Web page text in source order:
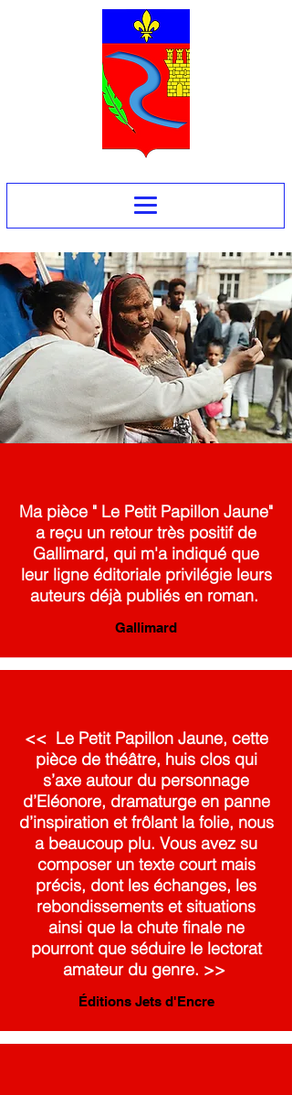
Ma pièce " Le Petit Papillon Jaune"
a reçu un retour très positif de
Gallimard, qui m'a indiqué que
leur ligne éditoriale privilégie leurs
auteurs déjà publiés en roman.
Gallimard
<< Le Petit Papillon Jaune, cette
pièce de théâtre, huis clos qui
s’axe autour du personnage
d’Eléonore, dramaturge en panne
d’inspiration et frôlant la folie, nous
a beaucoup plu. Vous avez su
composer un texte court mais
précis, dont les échanges, les
rebondissements et situations
ainsi que la chute finale ne
pourront que séduire le lectorat
amateur du genre. >>
Éditions Jets d'Encre